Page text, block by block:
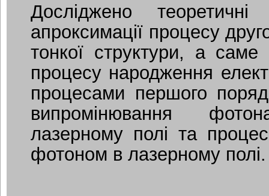
Досліджено
апроксимації процесу
тонкої структури, а саме
процесу народження
процесами першого
випромінювання
лазерному полі та
фотоном в лазерному